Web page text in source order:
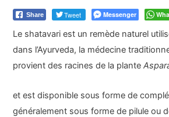
Share Tweet Messenger
Le shatavari est un remède naturel
dans l’Ayurveda, la médecine
provient des racines de la plante
et est disponible sous forme de
généralement sous forme de pilule ou